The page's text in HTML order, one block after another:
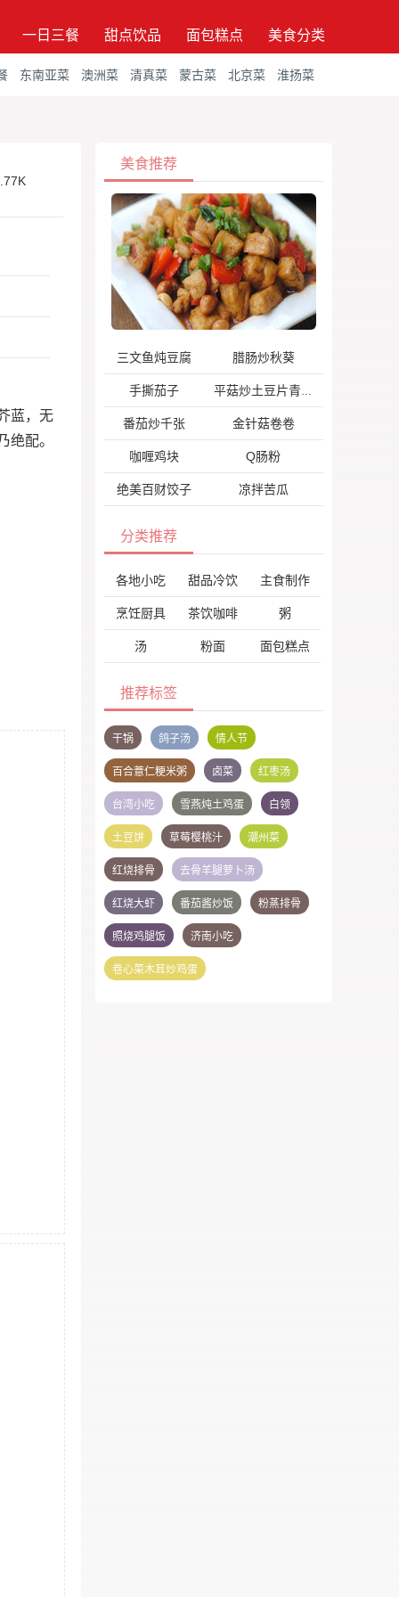
一日三餐 甜点饮品 面包糕点 美食分类
东南亚菜 澳洲菜 清真菜 蒙古菜 北京菜 淮扬菜
蓝，无
绝配。
美食推荐
三文鱼炖豆腐 腊肠炒秋葵
手撕茄子 平菇炒土豆片青椒
番茄炒千张 金针菇卷卷
咖喱鸡块 Q肠粉
绝美百财饺子 凉拌苦瓜
分类推荐
各地小吃 甜品冷饮 主食制作
烹饪厨具 茶饮咖啡 粥
汤 粉面 面包糕点
推荐标签
干锅 鸽子汤 情人节
百合薏仁粳米粥 卤菜 红枣汤
台湾小吃 雪燕炖土鸡蛋 白领
土豆饼 草莓樱桃汁 潮州菜
红烧排骨 去骨羊腿萝卜汤
红烧大虾 番茄酱炒饭 粉蒸排骨
照烧鸡腿饭 济南小吃
卷心菜木耳炒鸡蛋